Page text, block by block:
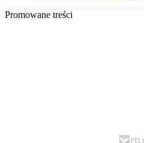
Promowane treści